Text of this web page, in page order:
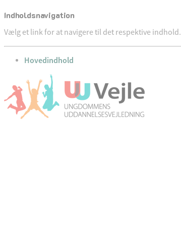
Indholdsnavigation
Vælg et link for at navigere til det respektive indhold.
gå til
Hovedindhold